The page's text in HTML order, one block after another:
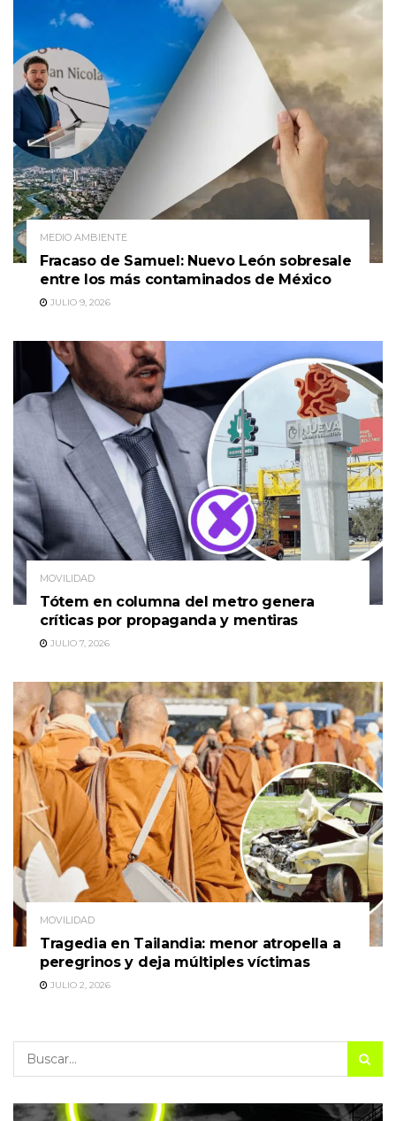
MEDIO AMBIENTE
Fracaso de Samuel: Nuevo León sobresale
entre los más contaminados de México
JULIO 9, 2026
MOVILIDAD
Tótem en columna del metro genera
críticas por propaganda y mentiras
JULIO 7, 2026
MOVILIDAD
Tragedia en Tailandia: menor atropella a
peregrinos y deja múltiples víctimas
JULIO 2, 2026